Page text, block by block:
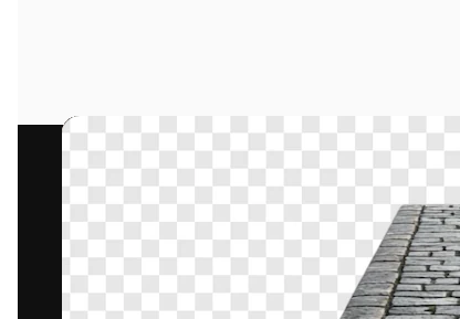
Vídeos
Ícones
Modelos 3D
Fontes
A plataforma criativa para você direcionar
seu melhor trabalho. Mais de 1 milhão de
assinantes entre criativos, empresas,